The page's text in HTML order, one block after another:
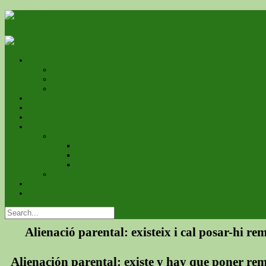
Alienació parental: existeix i cal posar-hi
Alienación parental: existe y hay que poner